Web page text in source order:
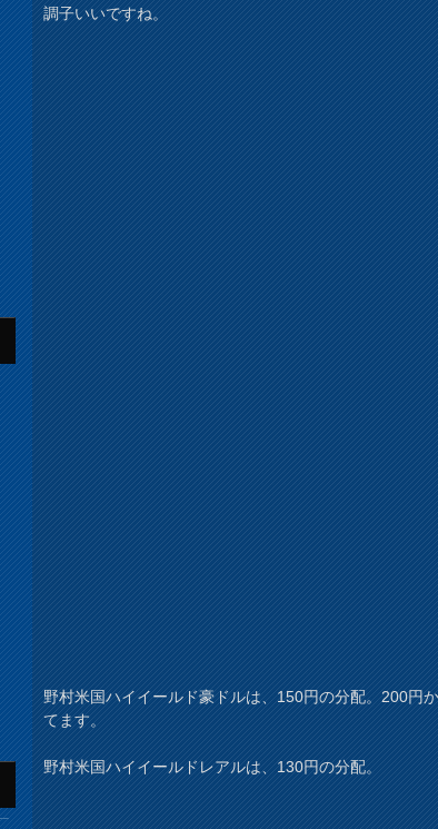
調子いいですね。
野村米国ハイイールド豪ドルは、150円の分配。200円
てます。
野村米国ハイイールドレアルは、130円の分配。